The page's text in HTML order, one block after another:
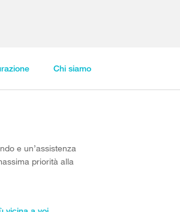
Chi siamo
e un’assistenza
priorità alla